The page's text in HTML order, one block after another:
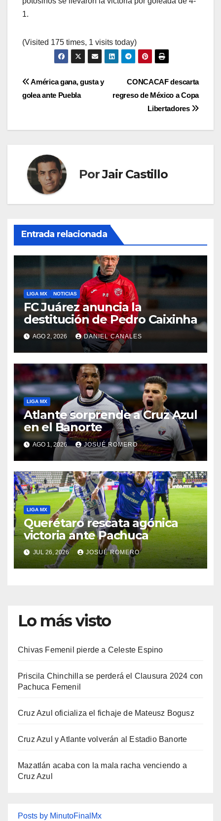
1.
(Visited 175 times, 1 visits today)
Navegación
de
entradas
CONCACAF descarta
regreso de México a Copa
Libertadores
América gana, gusta y
golea ante Puebla
PorJair Castillo
Entrada relacionada
LIGA MX NOTICIAS
FC Juárez anuncia la
destitución de Pedro Caixinha
AGO 2, 2026 DANIEL CANALES
LIGA MX
Atlante sorprende a Cruz Azul
en el Banorte
AGO 1, 2026 JOSUÉ ROMERO
LIGA MX
Querétaro rescata agónica
victoria ante Pachuca
JUL 26, 2026 JOSUÉ ROMERO
Lo más visto
Chivas Femenil pierde a Celeste Espino
Priscila Chinchilla se perderá el Clausura 2024 con
Pachuca Femenil
Cruz Azul oficializa el fichaje de Mateusz Bogusz
Cruz Azul y Atlante volverán al Estadio Banorte
Mazatlán acaba con la mala racha venciendo a
Cruz Azul
Posts by MinutoFinalMx